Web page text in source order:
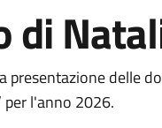
di
presentazione delle
per l'anno 2026.